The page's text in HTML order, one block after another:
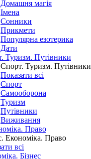
Домашня магія
Імена
Сонники
Прикмети
Популярна езотерика
Дати
Туризм. Путівники
Спорт. Туризм. Путівники
Показати всі
Спорт
Самооборона
Туризм
Путівники
Виживання
Право
Економіка. Право
всі
Бізнес